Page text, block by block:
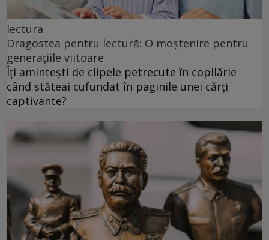
lectura
Dragostea pentru lectură: O moștenire pentru
generațiile viitoare
Îți amintești de clipele petrecute în copilărie
când stăteai cufundat în paginile unei cărți
captivante?